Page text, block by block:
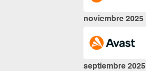
noviembre 2025
septiembre 2025